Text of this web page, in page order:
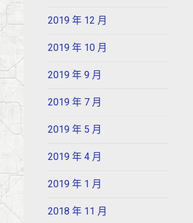
2019 年 12 月
2019 年 10 月
2019 年 9 月
2019 年 7 月
2019 年 5 月
2019 年 4 月
2019 年 1 月
2018 年 11 月